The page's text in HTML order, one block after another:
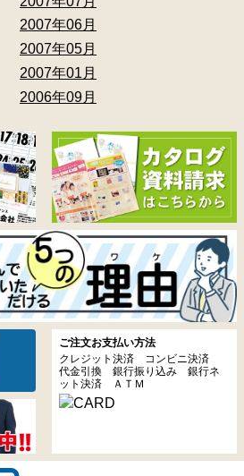
2007年06月
2007年05月
2007年01月
2006年09月
ご注文お支払い方法
クレジット決済 コンビニ決済
代金引換 銀行振り込み 銀行ネ
ット決済 ＡＴＭ